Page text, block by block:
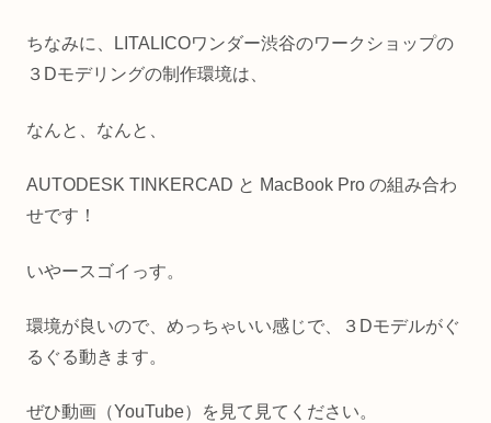
ちなみに、LITALICOワンダー渋谷のワークショップの
３Dモデリングの制作環境は、
なんと、なんと、
AUTODESK TINKERCAD と MacBook Pro の組み合わ
せです！
いやースゴイっす。
環境が良いので、めっちゃいい感じで、３Dモデルがぐ
るぐる動きます。
ぜひ動画（YouTube）を見て見てください。